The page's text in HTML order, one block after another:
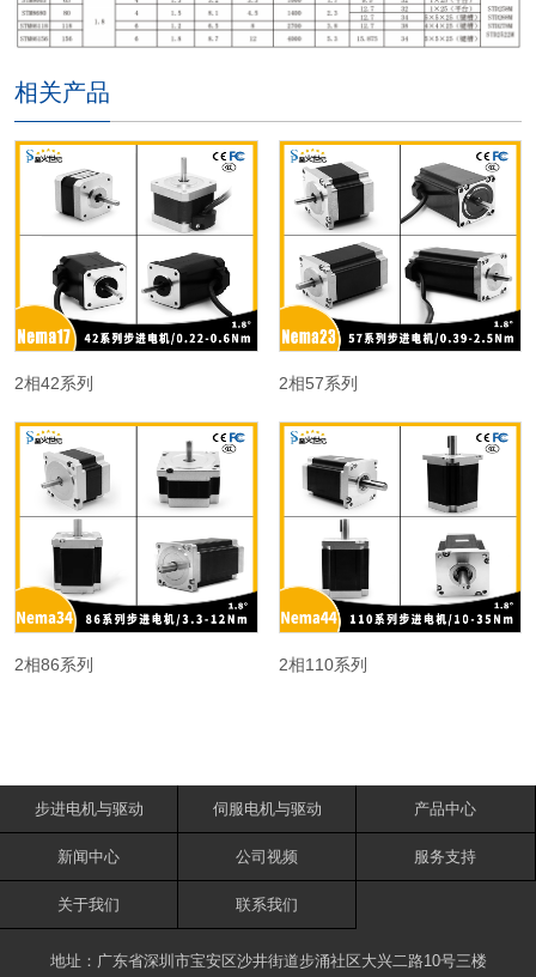
相关产品
2相42系列 2相57系列
2相86系列 2相110系列
步进电机与驱动 伺服电机与驱动 产品中心
新闻中心 公司视频 服务支持
关于我们 联系我们
地址：广东省深圳市宝安区沙井街道步涌社区大兴二路10号三楼